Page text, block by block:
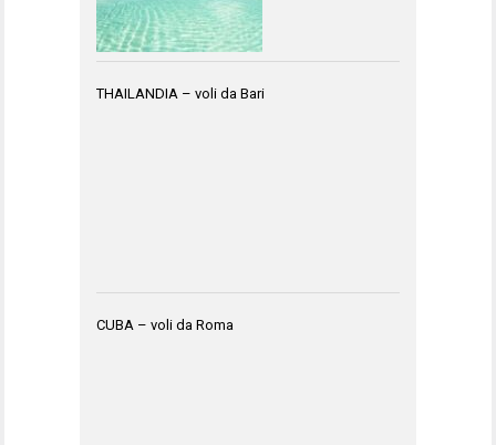
THAILANDIA – voli da Bari
CUBA – voli da Roma